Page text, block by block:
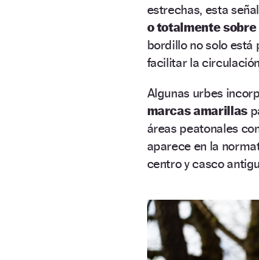
estrechas, esta
o totalmente sobre
bordillo no solo
facilitar la
Algunas urbes
marcas amarillas
áreas peatonales
aparece en la
centro y casco